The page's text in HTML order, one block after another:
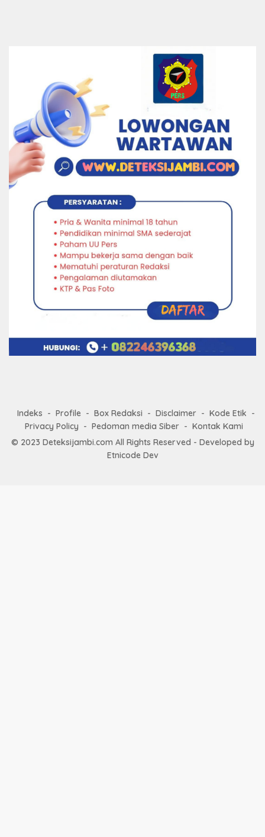
Indeks Profile Box Redaksi Disclaimer
Kode Etik
Privacy Policy
Pedoman media Siber
Kontak Kami
© 2023 Deteksijambi.com All Rights Reserved - Developed by
Etnicode Dev